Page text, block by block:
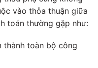
vào thỏa thuận giữa
toán thường gặp như:
thành toàn bộ công